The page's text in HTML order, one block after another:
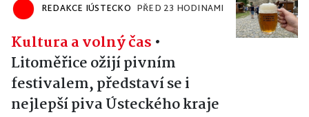
REDAKCE IÚSTECKO PŘED 23 HODINAMI
Kultura a volný čas •
Litoměřice ožijí pivním
festivalem, představí se i
nejlepší piva Ústeckého kraje